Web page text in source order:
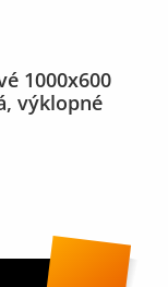
1000x600
výklopné